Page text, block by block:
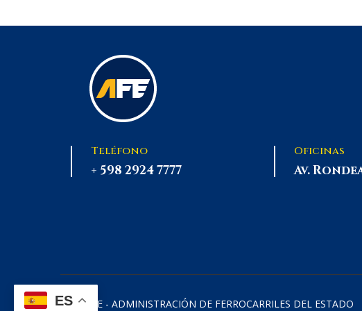
Teléfono
+ 598 2924 7777
Oficinas
Av.
2026AFE - ADMINISTRACIÓN DE FERROCARRILES DEL ESTADO
ES